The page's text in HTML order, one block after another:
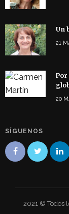
Un
21
Por
20
SÍGUENOS
2021 © Todos